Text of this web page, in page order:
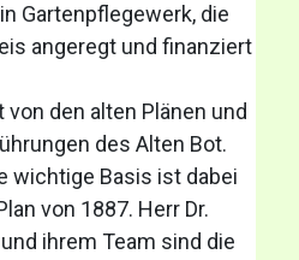
Gartenpflegewerk, die
angeregt und finanziert
den alten Plänen und
des Alten Bot.
wichtige Basis ist dabei
von 1887. Herr Dr.
ihrem Team sind die